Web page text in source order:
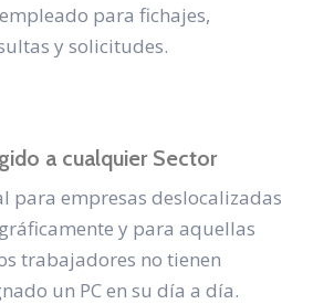
para fichajes,
y solicitudes.
a cualquier Sector
para empresas deslocalizadas
y para aquellas
trabajadores no tienen
un PC en su día a día.